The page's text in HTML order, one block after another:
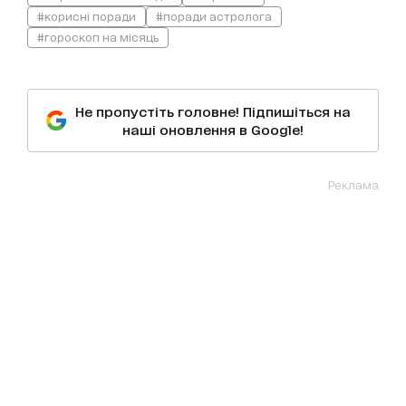
#корисні поради
#поради астролога
#гороскоп на місяць
Не пропустіть головне! Підпишіться на
наші оновлення в Google!
Реклама